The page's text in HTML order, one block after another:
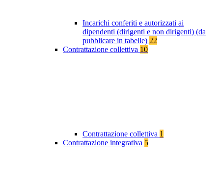
Incarichi conferiti e autorizzati ai
dipendenti (dirigenti e non dirigenti) (da
pubblicare in tabelle) 22
Contrattazione collettiva 10
Contrattazione collettiva 1
Contrattazione integrativa 5